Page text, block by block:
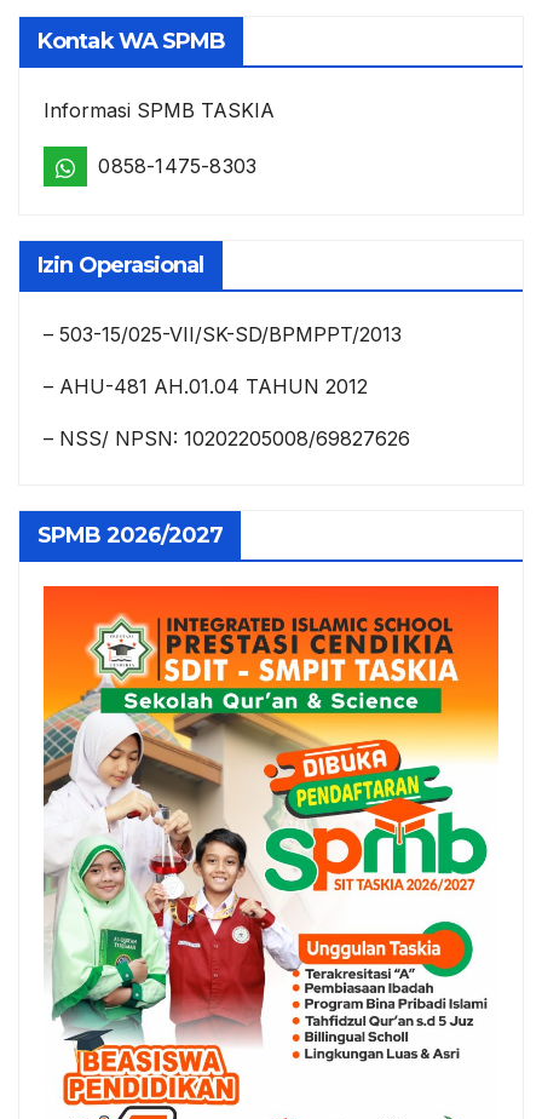
Kontak WA SPMB
Informasi SPMB TASKIA
0858-1475-8303
Izin Operasional
– 503-15/025-VII/SK-SD/BPMPPT/2013
– AHU-481 AH.01.04 TAHUN 2012
– NSS/ NPSN: 10202205008/69827626
SPMB 2026/2027